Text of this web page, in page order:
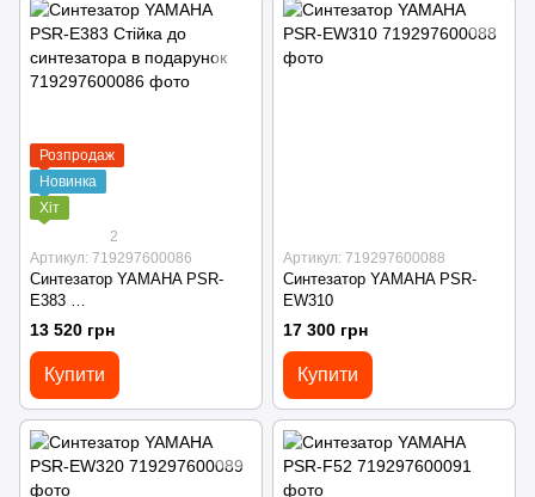
Розпродаж
Новинка
Хіт
2
Артикул: 719297600086
Синтезатор YAMAHA PSR-
E383
Стійка до синтезатора в
подарунок
13 520 грн
Купити
Артикул: 719297600088
Синтезатор YAMAHA PSR-
EW310
17 300 грн
Купити